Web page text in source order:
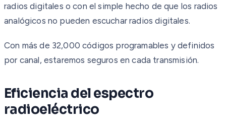
radios digitales o con el simple hecho de que los radios
analógicos no pueden escuchar radios digitales.
Con más de 32,000 códigos programables y definidos
por canal, estaremos seguros en cada transmisión.
Eficiencia del espectro
radioeléctrico